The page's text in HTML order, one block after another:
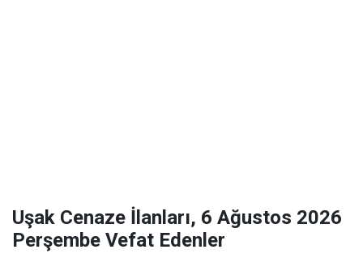
Uşak Cenaze İlanları, 6 Ağustos 2026
Perşembe Vefat Edenler